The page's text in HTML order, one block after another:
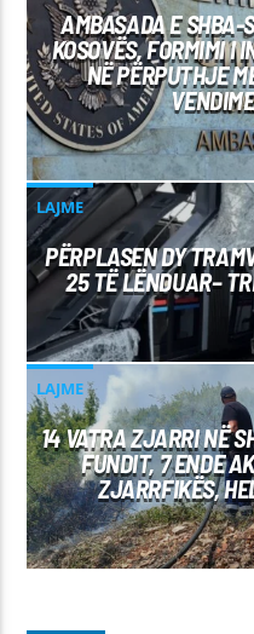
AMBASADA E SHBA-
KOSOVËS, FORMIMI I
NË PËRPUTHJE
LAJME
PËRPLASEN DY
25 TË LËNDUAR–
LAJME
14 VATRA ZJARRI NË
FUNDIT, 7 ENDE
ZJARRFIKËS,